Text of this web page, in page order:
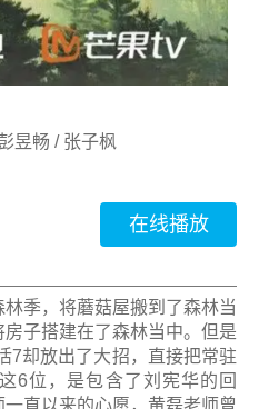
昱畅 / 张子枫
在线播放
林季，将蘑菇屋搬到了森林当
子搭建在了森林当中。但是
7却放出了大招，直接把常驻
6位，是包含了刘宪华的回
直以来的心愿，黄磊老师曾